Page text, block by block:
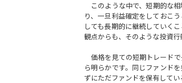
このような中で、短期的な
り、一旦利益確定をしておこ
しても長期的に継続していく
観点からも、そのような投資行
価格を見ての短期トレード
ら明らかです。同じファンド
ずにただファンドを保有して